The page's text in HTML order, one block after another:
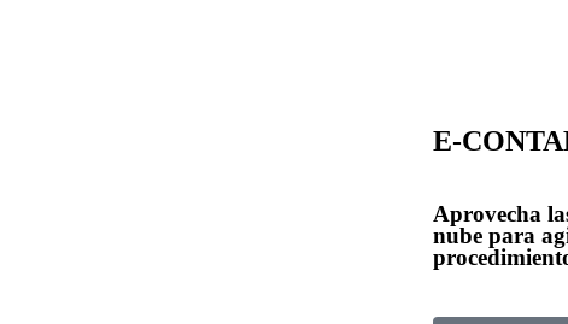
E-
Aprovecha
nube para